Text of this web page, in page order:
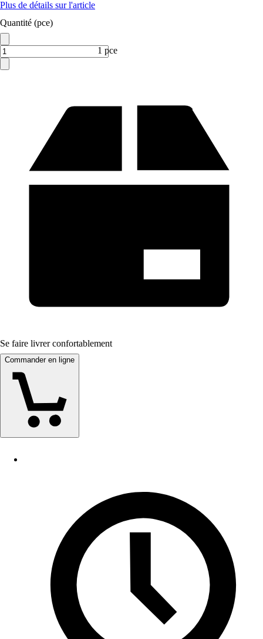
Plus de détails sur l'article
Quantité (pce)
1 pce
Se faire livrer confortablement
Commander en ligne